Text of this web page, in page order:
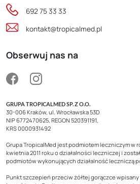
692 75 33 33
kontakt@tropicalmed.pl
Obserwuj nas na
GRUPA TROPICALMED SP. Z O.O.
30-006 Kraków, ul. Wrocławska 53D
NIP 6772470625, REGON 520391191,
KRS 0000931492
Grupa TropicalMed jest podmiotem leczniczym w
kwietnia 2011 roku o działalności leczniczej i
podmiotów wykonujących działalność leczniczą
Punkt szczepień przeciw żółtej gorączce